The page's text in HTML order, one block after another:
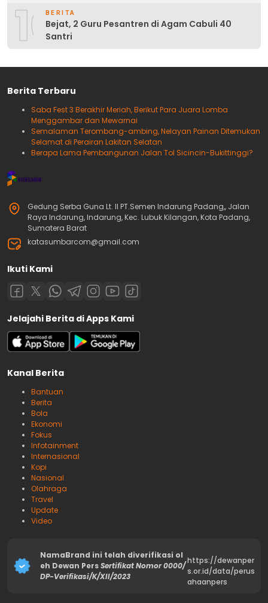
10BERITA
Bejat, 2 Guru Pesantren di Agam Cabuli 40
Santri
Berita Terbaru
Saba Fest 3 Berakhir Meriah, Berikut Para Juara Lomba
Menggambar dan Mewarnai
Semalaman Terombang-ambing, Nelayan Painan Ditemukan
Selamat di Perairan Lakitan Selatan
Berapa Lama Pembangunan Jalan Tol Sicincin-Bukittinggi?
Gedung Serba Guna Lt. II PT.Semen Indarung Padang,, Jalan
Raya Indarung, Indarung, Kec. Lubuk Kilangan, Kota Padang,
Sumatera Barat
katasumbarcom@gmail.com
Ikuti Kami
Jelajahi Berita di Apps Kami
Kanal Berita
Bantuan
Berita
Bola
Ekonomi
Fokus
Infotainment
Internasional
Kopi
Nasional
Olahraga
Travel
Update
Video
NamaBrand ini telah diverifikasi ol
eh Dewan PersSertifikat Nomor 0000/
DP-Verifikasi/K/XII/2023
https://dewanper
s.or.id/data/perus
ahaanpers